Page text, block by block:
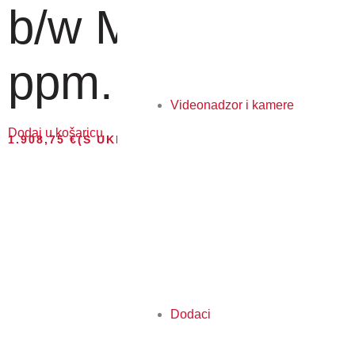
Videonadzor i kamere
Dodaci
b/w MFP, 45
ppm...
1.908,75€(S UKLJUČENIM PDV-OM)
Dodaj u košaricu